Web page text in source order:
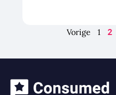
Vorige 1 2